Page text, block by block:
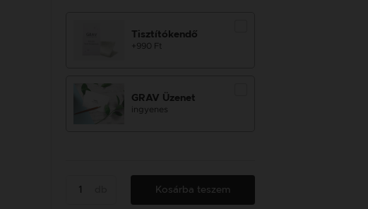
Tisztítókendő
+990 Ft
GRAV Üzenet
ingyenes
Kosárba teszem